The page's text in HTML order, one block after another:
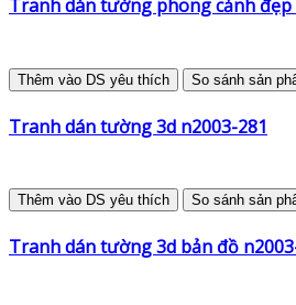
Tranh dán tường phong cảnh đẹp
Thêm vào DS yêu thích So sánh sản
Tranh dán tường 3d n2003-281
Thêm vào DS yêu thích So sánh sản
Tranh dán tường 3d bản đồ